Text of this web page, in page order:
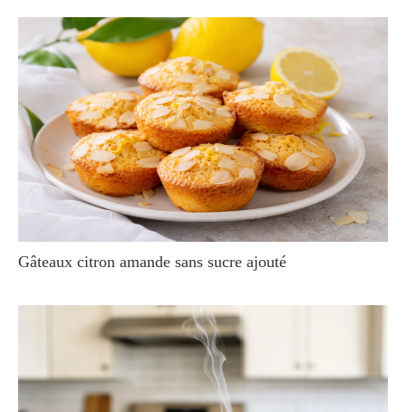
Gâteaux citron amande sans sucre ajouté